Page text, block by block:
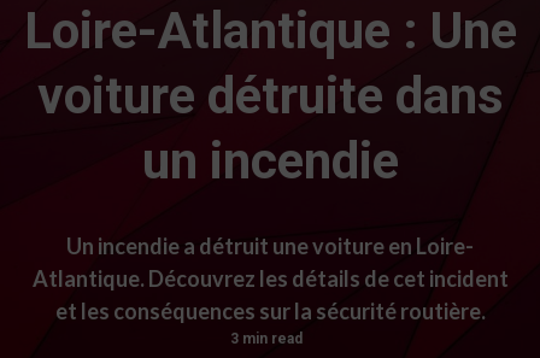
Loire-Atlantique : Une
voiture détruite dans
un incendie
Un incendie a détruit une voiture en Loire-
Atlantique. Découvrez les détails de cet incident
et les conséquences sur la sécurité routière.
3 min read